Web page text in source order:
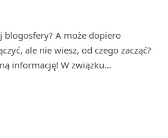
blogosfery? A może dopiero
ale nie wiesz, od czego zacząć?
informację! W związku…